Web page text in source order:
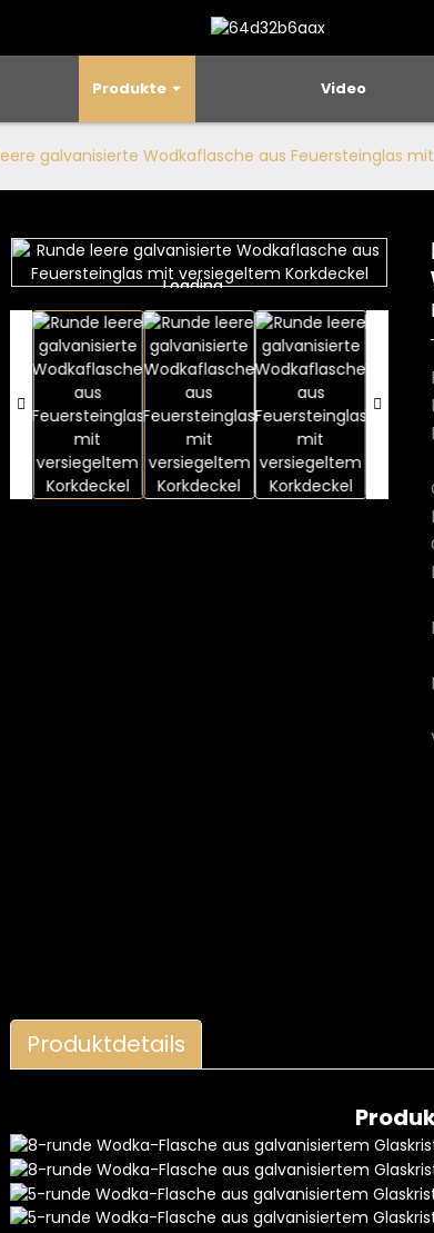
Produkte Video
galvanisierte Wodkaflasche aus Feuersteinglas
Loading...
Loading...
Produktdetails